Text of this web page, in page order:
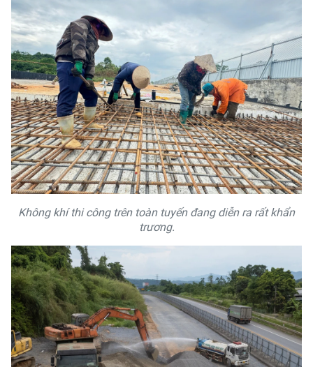
Không khí thi công trên toàn tuyến đang diễn ra rất khẩn
trương.